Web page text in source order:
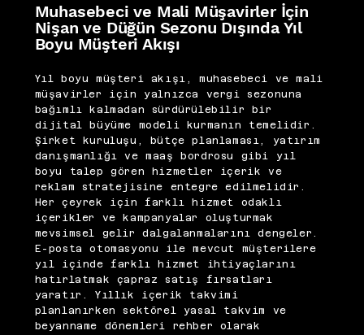
Muhasebeci ve Mali Müşavirler İçin
Nişan ve Düğün Sezonu Dışında Yıl
Boyu Müşteri Akışı
Yıl boyu müşteri akışı, muhasebeci ve mali
müşavirler için yalnızca vergi sezonuna
bağımlı kalmadan sürdürülebilir bir
dijital büyüme modeli kurmanın temelidir.
Şirket kuruluşu, bütçe planlaması, yatırım
danışmanlığı ve maaş bordrosu gibi yıl
boyu talep gören hizmetler içerik ve
reklam stratejisine entegre edilmelidir.
Her çeyrek için farklı hizmet odaklı
içerikler ve kampanyalar oluşturmak
mevsimsel gelir dalgalanmalarını dengeler.
E-posta otomasyonu ile mevcut müşterilere
yıl içinde farklı hizmet ihtiyaçlarını
hatırlatmak çapraz satış fırsatları
yaratır. Yıllık içerik takvimi
planlanırken sektörel yasal takvim ve
beyanname dönemleri rehber olarak